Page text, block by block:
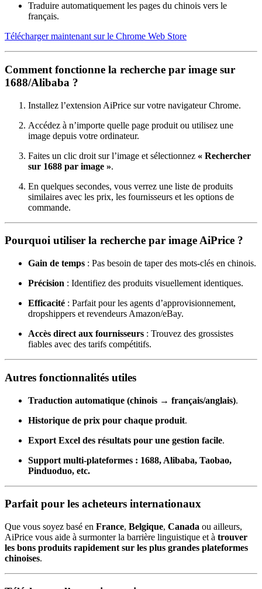
Traduire automatiquement les pages du chinois vers le
français.
Télécharger maintenant sur le Chrome Web Store
Comment fonctionne la recherche par image sur
1688/Alibaba ?
Installez l’extension AiPrice sur votre navigateur Chrome.
Accédez à n’importe quelle page produit ou utilisez une
image depuis votre ordinateur.
Faites un clic droit sur l’image et sélectionnez « Rechercher
sur 1688 par image ».
En quelques secondes, vous verrez une liste de produits
similaires avec les prix, les fournisseurs et les options de
commande.
Pourquoi utiliser la recherche par image AiPrice ?
Gain de temps : Pas besoin de taper des mots-clés en chinois.
Précision : Identifiez des produits visuellement identiques.
Efficacité : Parfait pour les agents d’approvisionnement,
dropshippers et revendeurs Amazon/eBay.
Accès direct aux fournisseurs : Trouvez des grossistes
fiables avec des tarifs compétitifs.
Autres fonctionnalités utiles
Traduction automatique (chinois → français/anglais).
Historique de prix pour chaque produit.
Export Excel des résultats pour une gestion facile.
Support multi-plateformes : 1688, Alibaba, Taobao,
Pinduoduo, etc.
Parfait pour les acheteurs internationaux
Que vous soyez basé en France, Belgique, Canada ou ailleurs,
AiPrice vous aide à surmonter la barrière linguistique et à trouver
les bons produits rapidement sur les plus grandes plateformes
chinoises.